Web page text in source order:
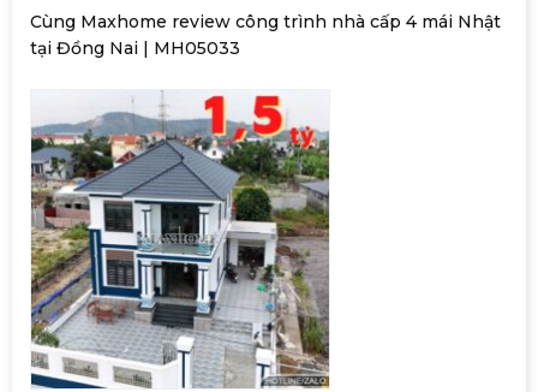
Cùng Maxhome review công trình nhà cấp 4 mái Nhật
tại Đồng Nai | MH05033